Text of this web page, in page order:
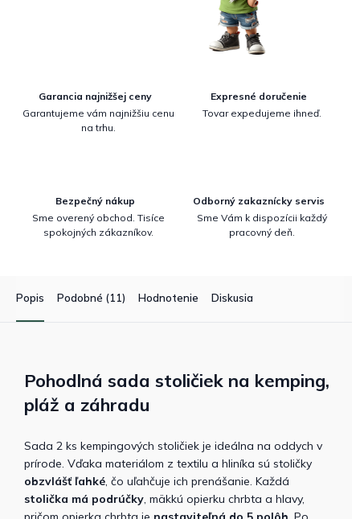
Garancia najnižšej ceny
Garantujeme vám najnižšiu cenu
na trhu.
Expresné doručenie
Tovar expedujeme ihneď.
Bezpečný nákup
Sme overený obchod. Tisíce
spokojných zákazníkov.
Odborný zakaznícky servis
Sme Vám k dispozícii každý
pracovný deň.
Popis Podobné (11) Hodnotenie Diskusia
Pohodlná sada stoličiek na kemping,
pláž a záhradu
Sada 2 ks kempingových stoličiek je ideálna na oddych v
prírode. Vďaka materiálom z textilu a hliníka sú stoličky
obzvlášť ľahké , čo uľahčuje ich prenášanie. Každá
stolička má podrúčky , mäkkú opierku chrbta a hlavy,